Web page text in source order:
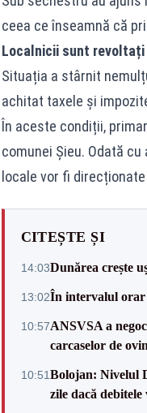
ceea ce înseamnă că
Localnicii sunt revoltați
Situația a stârnit
achitat taxele și
În aceste condiții,
comunei Șieu. Odată
locale vor fi
CITEȘTE ȘI
14:03Dunărea crește
13:02În intervalul orar
10:57ANSVSA a
carcaselor de
10:51Bolojan: Nivelul
zile dacă debitele